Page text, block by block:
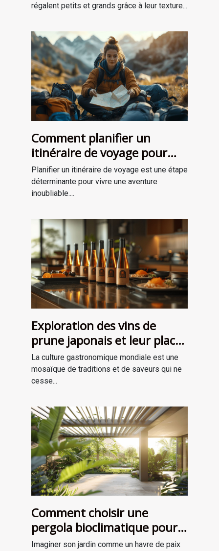
régalent petits et grands grâce à leur texture...
Comment planifier un
itinéraire de voyage pour
une aventure mémorable
Planifier un itinéraire de voyage est une étape
déterminante pour vivre une aventure
inoubliable....
Exploration des vins de
prune japonais et leur place
dans la gastronomie
moderne
La culture gastronomique mondiale est une
mosaïque de traditions et de saveurs qui ne
cesse...
Comment choisir une
pergola bioclimatique pour
améliorer votre jardin
Imaginer son jardin comme un havre de paix